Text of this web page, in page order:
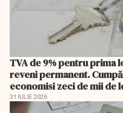
TVA de 9% pentru prima
reveni permanent.
economisi zeci de mii de
31 IULIE 2026